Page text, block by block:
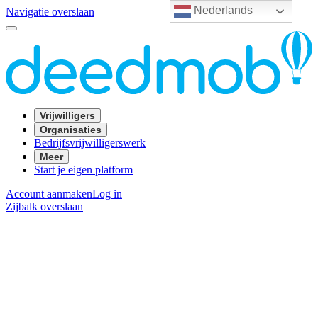
Nederlands
Navigatie overslaan
Vrijwilligers
Organisaties
Bedrijfsvrijwilligerswerk
Meer
Start je eigen platform
Account aanmakenLog in
Zijbalk overslaan